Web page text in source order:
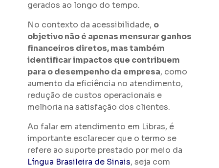
gerados ao longo do tempo.
No contexto da acessibilidade, o
objetivo não é apenas mensurar ganhos
financeiros diretos, mas também
identificar impactos que contribuem
para o desempenho da empresa, como
aumento da eficiência no atendimento,
redução de custos operacionais e
melhoria na satisfação dos clientes.
Ao falar em atendimento em Libras, é
importante esclarecer que o termo se
refere ao suporte prestado por meio da
Língua Brasileira de Sinais, seja com